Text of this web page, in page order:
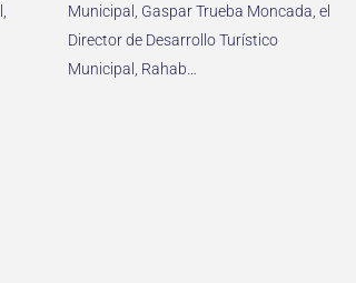
Municipal, Gaspar Trueba Moncada, el
Director de Desarrollo Turístico
Municipal, Rahab…